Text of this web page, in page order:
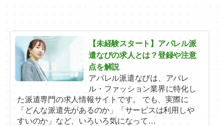
【未経験スタート】アパレル派
遣なびの求人とは？登録や注意
点を解説
アパレル派遣なびは、アパレ
ル・ファッション業界に特化し
た派遣専門の求人情報サイトです。 でも、実際に
「どんな派遣先があるのか」「サービスは利用しや
すいのか」など、いろいろ気になって…